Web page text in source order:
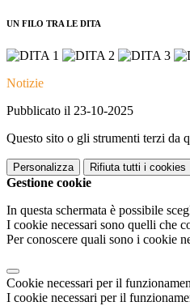
UN FILO TRA LE DITA
Notizie
Pubblicato il 23-10-2025
Questo sito o gli strumenti terzi da
Personalizza Rifiuta tutti i cookies
Gestione cookie
In questa schermata è possibile
I cookie necessari sono quelli che
Per conoscere quali sono i cookie
Cookie necessari per il
I cookie necessari per il